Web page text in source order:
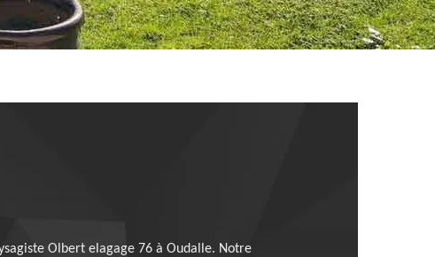
Olbert elagage 76 à Oudalle. Notre